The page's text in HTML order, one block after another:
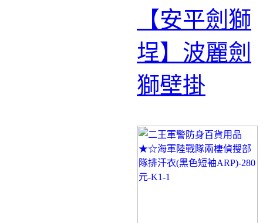
【安平劍獅
埕】波麗劍
獅壁掛